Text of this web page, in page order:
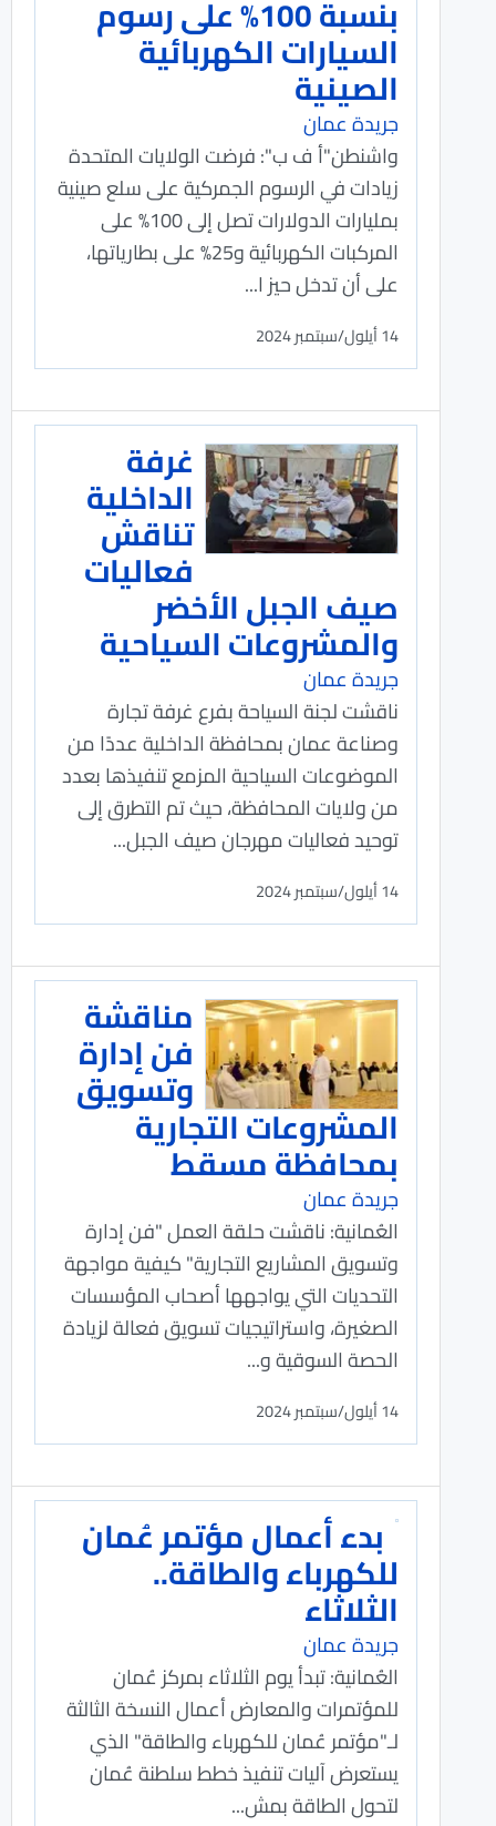
بنسبة 100% على رسوم
السيارات الكهربائية
الصينية
جريدة عمان
واشنطن"أ ف ب": فرضت الولايات المتحدة
زيادات في الرسوم الجمركية على سلع صينية
بمليارات الدولارات تصل إلى 100% على
المركبات الكهربائية و25% على بطارياتها،
على أن تدخل حيز ا...
14 أيلول/سبتمبر 2024
غرفة
الداخلية
تناقش
فعاليات
صيف الجبل الأخضر
والمشروعات السياحية
جريدة عمان
ناقشت لجنة السياحة بفرع غرفة تجارة
وصناعة عمان بمحافظة الداخلية عددًا من
الموضوعات السياحية المزمع تنفيذها بعدد
من ولايات المحافظة، حيث تم التطرق إلى
توحيد فعاليات مهرجان صيف الجبل...
14 أيلول/سبتمبر 2024
مناقشة
فن إدارة
وتسويق
المشروعات التجارية
بمحافظة مسقط
جريدة عمان
العُمانية: ناقشت حلقة العمل "فن إدارة
وتسويق المشاريع التجارية" كيفية مواجهة
التحديات التي يواجهها أصحاب المؤسسات
الصغيرة، واستراتيجيات تسويق فعالة لزيادة
الحصة السوقية و...
14 أيلول/سبتمبر 2024
بدء أعمال مؤتمر عُمان
للكهرباء والطاقة..
الثلاثاء
جريدة عمان
العُمانية: تبدأ يوم الثلاثاء بمركز عُمان
للمؤتمرات والمعارض أعمال النسخة الثالثة
لـ"مؤتمر عُمان للكهرباء والطاقة" الذي
يستعرض آليات تنفيذ خطط سلطنة عُمان
لتحول الطاقة بمش...